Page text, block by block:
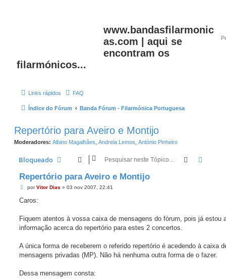
www.bandasfilarmonic
as.com | aqui se
encontram os
filarmónicos...
Links rápidos FAQ
Índice do Fórum Banda Fórum - Filarmónica Portuguesa
Repertório para Aveiro e Montijo
Moderadores: Albino Magalhães Andreia Lemos António Pinheiro
Bloqueado Pesquisar
Repertório para Aveiro e Montijo
M
n
g
e
m
porVitor Dias » 03 nov 2007, 22:41
Caros:
Fiquem atentos à vossa caixa de mensagens do fórum, pois já estou
informação acerca do repertório para estes 2 concertos.
A única forma de receberem o referido repertório é acedendo à caixa
mensagens privadas (MP). Não há nenhuma outra forma de o fazer.
Dessa mensagem consta: